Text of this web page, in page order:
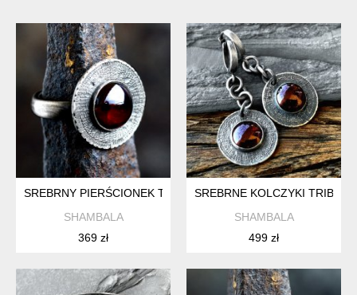
SREBRNY PIERŚCIONEK TRIBAL Z NATURALNYM KAMIENIEM,
SHAMBALA
369 zł
SREBRNE KOLCZYKI TRIBAL
SHAMBALA
499 zł